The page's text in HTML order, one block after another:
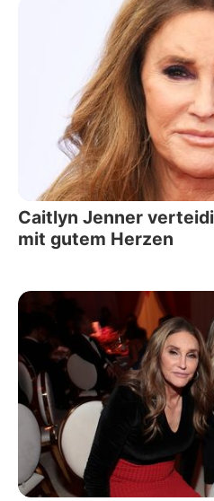
Caitlyn Jenner
mit gutem Herzen